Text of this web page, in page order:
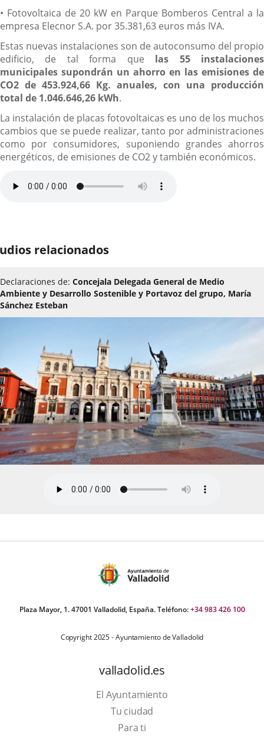
• Fotovoltaica de 20 kW en Parque Bomberos Central a la
empresa Elecnor S.A. por 35.381,63 euros más IVA.
Estas nuevas instalaciones son de autoconsumo del propio
edificio, de tal forma que las 55 instalaciones
municipales supondrán un ahorro en las emisiones de
CO2 de 453.924,66 Kg. anuales, con una producción
total de 1.046.646,26 kWh.
La instalación de placas fotovoltaicas es uno de los muchos
cambios que se puede realizar, tanto por administraciones
como por consumidores, suponiendo grandes ahorros
energéticos, de emisiones de CO2 y también económicos.
relacionados
Declaraciones de: Concejala Delegada General de Medio
Ambiente y Desarrollo Sostenible y Portavoz del grupo, María
Sánchez Esteban
Plaza Mayor, 1. 47001 Valladolid, España. Teléfono:+34 983 426 100
Copyright 2025 - Ayuntamiento de Valladolid
valladolid.es
El Ayuntamiento
Tu ciudad
Para ti